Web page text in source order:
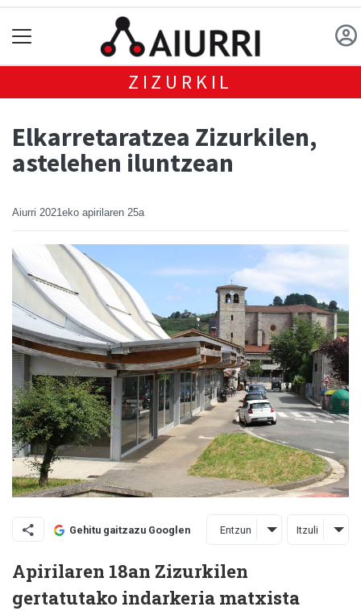
ZIZURKIL
Elkarretaratzea Zizurkilen,
astelehen iluntzean
Aiurri 2021eko apirilaren 25a
Gehitu gaitzazu Googlen Entzun Itzuli
Apirilaren 18an Zizurkilen
gertatutako indarkeria matxista